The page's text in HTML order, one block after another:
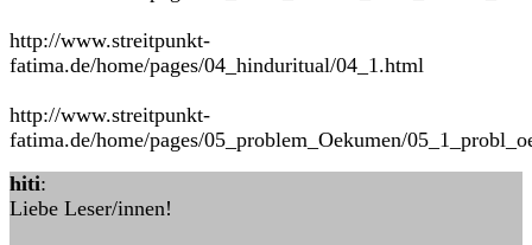
http://www.streitpunkt-
fatima.de/home/pages/04_hinduritual/04_1.html
http://www.streitpunkt-
fatima.de/home/pages/05_problem_Oekumen/
hiti:
Liebe Leser/innen!